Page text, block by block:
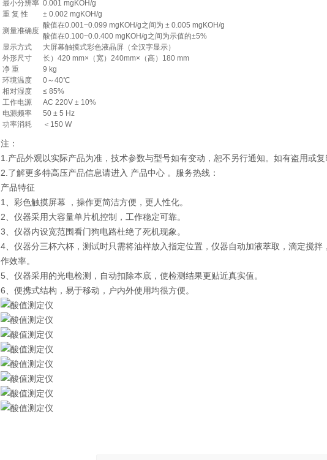
最小分辨率 0.001 mgKOH/g
重 复 性
± 0.002 mgKOH/g
测量准确度
酸值在0.001~0.099 mgKOH/g之间为 ± 0.005 mgKOH/g
酸值在0.100~0.0.400 mgKOH/g之间为示值的±5%
显示方式
大屏幕触摸式彩色液晶屏（全汉字显示）
外形尺寸
长）420 mm×（宽）240mm×（高）180 mm
净 重
9 kg
环境温度
0～40℃
相对湿度
≤ 85%
工作电源
AC 220V ± 10%
电源频率
50 ± 5 Hz
功率消耗
＜150 W
注：
1.产品外观以实际产品为准，技术参数与型号如有变动，恕不另行通知。如有盗用或复
2.了解更多特高压产品信息请进入 产品中心 。服务热线：
产品特征
1、彩色触摸屏幕 ，操作更简洁方便，更人性化。
2、仪器采用大容量单片机控制，工作稳定可靠。
3、仪器内设宽范围看门狗电路杜绝了死机现象。
4、仪器分三杯六杯，测试时只需将油样放入指定位置，仪器自动加液萃取，滴定搅
作效率。
5、仪器采用的光电检测，自动扣除本底，使检测结果更贴近真实值。
6、便携式结构，易于移动，户内外使用均很方便。